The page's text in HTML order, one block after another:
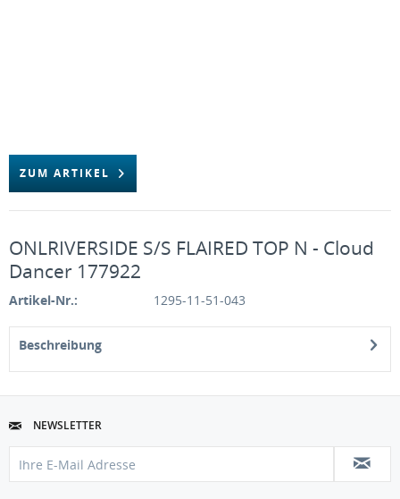
ZUM ARTIKEL
ONLRIVERSIDE S/S FLAIRED TOP N - Cloud
Dancer 177922
Artikel-Nr.: 1295-11-51-043
Beschreibung
NEWSLETTER